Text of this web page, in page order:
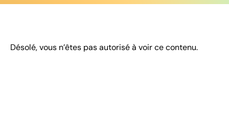
Désolé, vous n’êtes pas autorisé à voir ce contenu.